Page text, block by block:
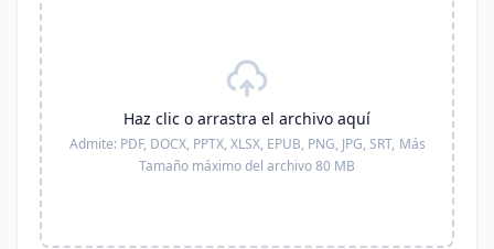
Haz clic o arrastra el archivo aquí
Admite: PDF, DOCX, PPTX, XLSX, EPUB, PNG, JPG, SRT, Más
Tamaño máximo del archivo 80 MB